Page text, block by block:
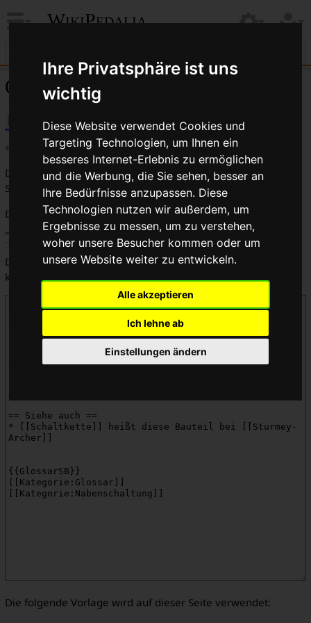
Ihre Privatsphäre ist uns
wichtig
Diese Website verwendet Cookies und
Targeting Technologien, um Ihnen ein
besseres Internet-Erlebnis zu ermöglichen
und die Werbung, die Sie sehen, besser an
Ihre Bedürfnisse anzupassen. Diese
Technologien nutzen wir außerdem, um
Ergebnisse zu messen, um zu verstehen,
woher unsere Besucher kommen oder um
unsere Website weiter zu entwickeln.
Alle akzeptieren
Ich lehne ab
Einstellungen ändern
WikiPedalia
Quelltext der Seite Zugkette
← Zugkette
Du bist aus dem folgenden Grund nicht berechtigt, diese
Seite zu bearbeiten:
Diese Aktion ist auf Benutzer beschränkt, die der Gruppe
„ Benutzer“ angehören.
Du kannst den Quelltext dieser Seite betrachten und
kopieren.
Die folgende Vorlage wird auf dieser Seite verwendet: